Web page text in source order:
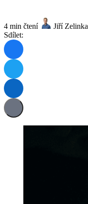
4 min čtení
Jiří Zelinka
Sdílet: